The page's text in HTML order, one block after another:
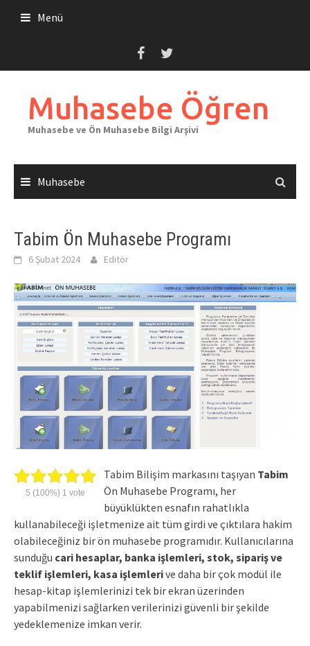
Menü
Muhasebe Öğren
Muhasebe ve Ön Muhasebe Bilgi Arşivi
Muhasebe
Tabim Ön Muhasebe Programı
6 Şubat 2024 Editör
5 (100%) 1 vote
Tabim Bilişim markasını taşıyan Tabim
Ön Muhasebe Programı, her
büyüklükten esnafın rahatlıkla
kullanabileceği işletmenize ait tüm girdi ve çıktılara hakim
olabileceğiniz bir ön muhasebe programıdır. Kullanıcılarına
sunduğu cari hesaplar, banka işlemleri, stok, sipariş ve
teklif işlemleri, kasa işlemlerive daha bir çok modül ile
hesap-kitap işlemlerinizi tek bir ekran üzerinden
yapabilmenizi sağlarken verilerinizi güvenli bir şekilde
yedeklemenize imkan verir.